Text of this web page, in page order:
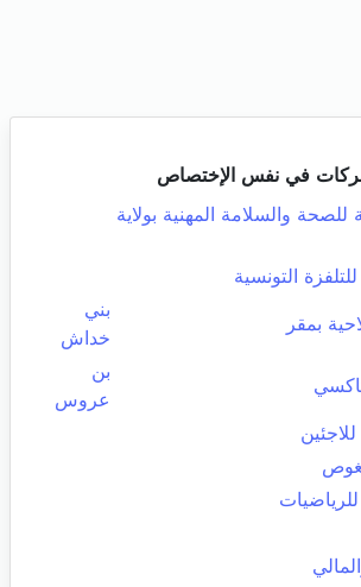
في نفس الإختصاص
للصحة والسلامة المهنية بولاية
التونسية
بمقر
بني
خداش
بن
عروس
للرياضيات